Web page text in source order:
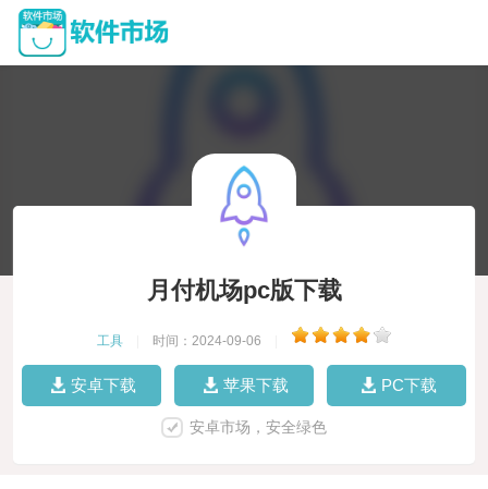
月付机场pc版下载
工具 时间：2024-09-06
安卓下载 苹果下载 PC下载
安卓市场，安全绿色